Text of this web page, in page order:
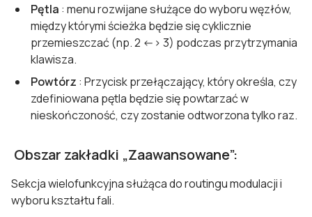
Pętla : menu rozwijane służące do wyboru węzłów,
między którymi ścieżka będzie się cyklicznie
przemieszczać (np. 2 <-> 3) podczas przytrzymania
klawisza.
Powtórz : Przycisk przełączający, który określa, czy
zdefiniowana pętla będzie się powtarzać w
nieskończoność, czy zostanie odtworzona tylko raz.
Obszar zakładki „Zaawansowane”:
Sekcja wielofunkcyjna służąca do routingu modulacji i
wyboru kształtu fali.